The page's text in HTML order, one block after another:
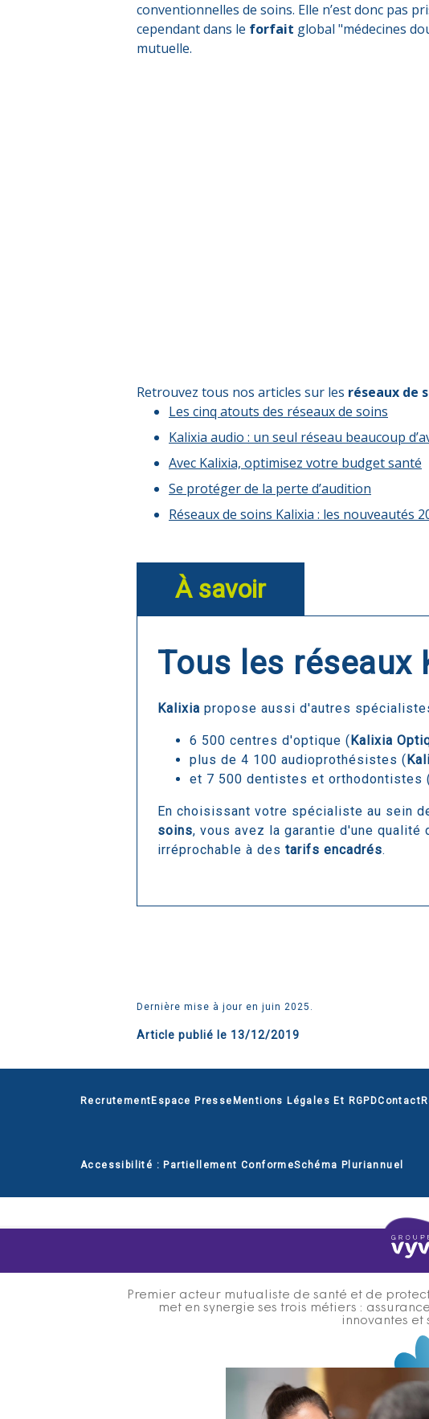
conventionnelles de soins. Elle n’est donc pas
cependant dans le forfait global "médecines
mutuelle.
Retrouvez tous nos articles sur les réseaux de
Les cinq atouts des réseaux de soins
Kalixia audio : un seul réseau beaucoup
Avec Kalixia, optimisez votre budget santé
Se protéger de la perte d’audition
Réseaux de soins Kalixia : les nouveautés
À savoir
Tous les réseaux
Kalixia propose aussi d'autres
6 500 centres d'optique (Kalixia
plus de 4 100 audioprothésistes (
et 7 500 dentistes et orthodontistes
En choisissant votre spécialiste au sein
soins, vous avez la garantie d'une qualité
irréprochable à des tarifs encadrés.
Dernière mise à jour en juin 2025.
Article publié le 13/12/2019
RecrutementEspace Presse Mentions Légales Et RGPDContact
Accessibilité : Partiellement ConformeSchéma Pluriannuel
Premier acteur mutualiste de santé et de
met en synergie ses trois métiers :
innovantes